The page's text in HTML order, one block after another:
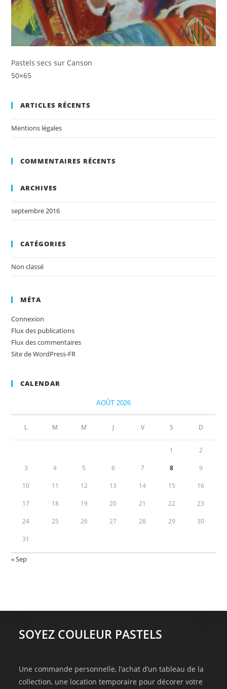
Pastels secs sur Canson
50×65
ARTICLES RÉCENTS
Mentions légales
COMMENTAIRES RÉCENTS
ARCHIVES
septembre 2016
CATÉGORIES
Non classé
MÉTA
Connexion
Flux des publications
Flux des commentaires
Site de WordPress-FR
CALENDAR
AOÛT 2026
L M M J V S D
1 2
3 4 5 6 7 8 9
10 11 12 13 14 15 16
17 18 19 20 21 22 23
24 25 26 27 28 29 30
31
« Sep
SOYEZ COULEUR PASTELS
Une commande personnelle, l’achat d’un tableau de la
collection, une location temporaire pour décorer votre